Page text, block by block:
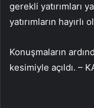
gerekli yatırımları
yatırımların hayırlı
Konuşmaların
kesimiyle açıldı. –